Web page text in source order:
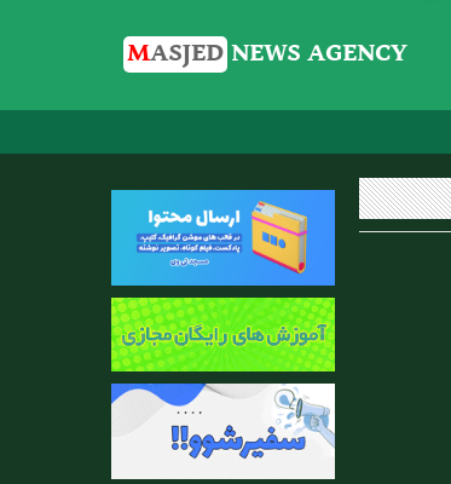
MASJEDNEWS AGENCY